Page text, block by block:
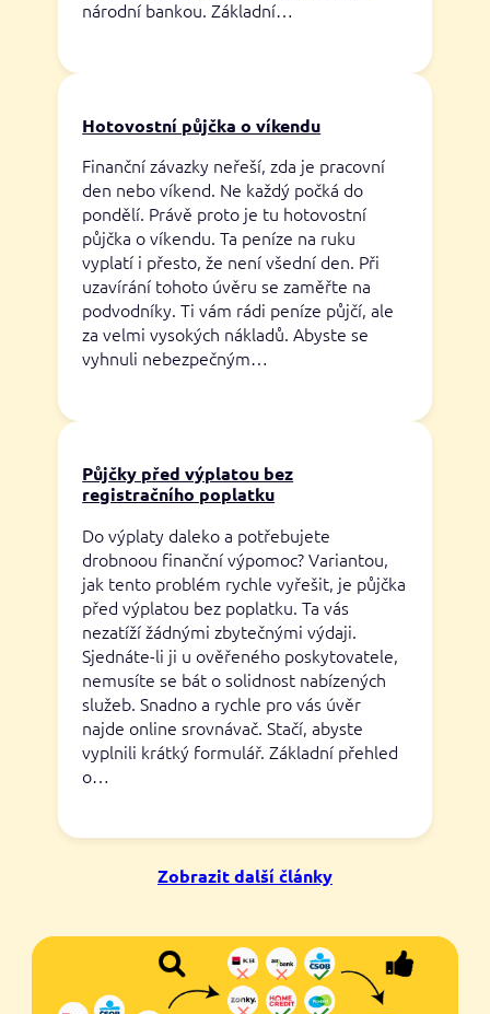
národní bankou. Základní…
Hotovostní půjčka o víkendu
Finanční závazky neřeší, zda je pracovní
den nebo víkend. Ne každý počká do
pondělí. Právě proto je tu hotovostní
půjčka o víkendu. Ta peníze na ruku
vyplatí i přesto, že není všední den. Při
uzavírání tohoto úvěru se zaměřte na
podvodníky. Ti vám rádi peníze půjčí, ale
za velmi vysokých nákladů. Abyste se
vyhnuli nebezpečným…
Půjčky před výplatou bez
registračního poplatku
Do výplaty daleko a potřebujete
drobnoou finanční výpomoc? Variantou,
jak tento problém rychle vyřešit, je půjčka
před výplatou bez poplatku. Ta vás
nezatíží žádnými zbytečnými výdaji.
Sjednáte-li ji u ověřeného poskytovatele,
nemusíte se bát o solidnost nabízených
služeb. Snadno a rychle pro vás úvěr
najde online srovnávač. Stačí, abyste
vyplnili krátký formulář. Základní přehled
o…
Zobrazit další články